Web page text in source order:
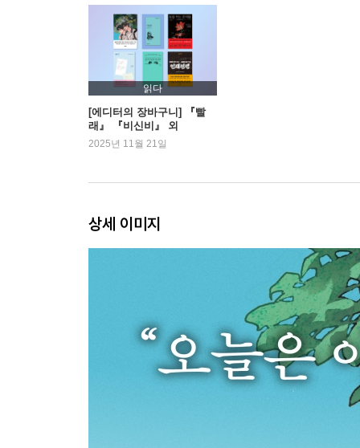
읽다
[에디터의 장바구니] 『빨
래』 『비신비』 외
2025년 11월 21일
상세 이미지